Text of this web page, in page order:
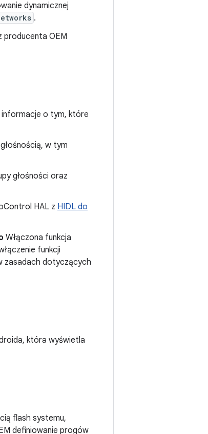
dynamicznej
.
producenta OEM
informacje o tym, które
w tym
głośności oraz
HAL z HIDL do
Włączona funkcja
funkcji
zasadach dotyczących
która wyświetla
flash systemu,
definiowanie progów